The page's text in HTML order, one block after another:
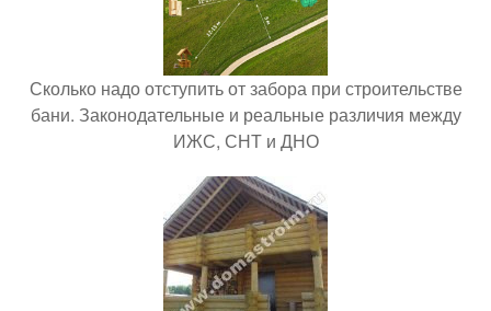
Сколько надо отступить от забора при строительстве
бани. Законодательные и реальные различия между
ИЖС, СНТ и ДНО